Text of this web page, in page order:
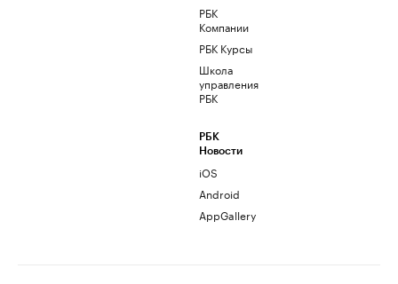
РБК
Компании
РБК Курсы
Школа
управления
РБК
РБК
Новости
iOS
Android
AppGallery